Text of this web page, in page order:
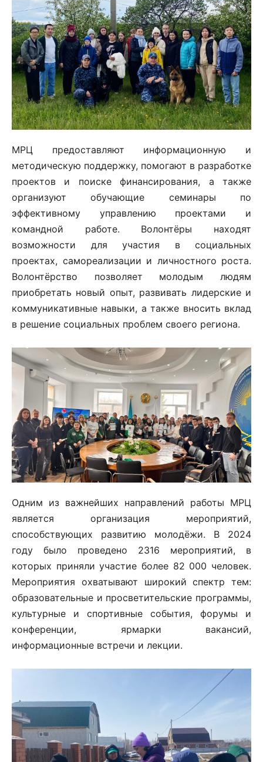
МРЦ предоставляют информационную и
методическую поддержку, помогают в разработке
проектов и поиске финансирования, а также
организуют обучающие семинары по
эффективному управлению проектами и
командной работе. Волонтёры находят
возможности для участия в социальных
проектах, самореализации и личностного роста.
Волонтёрство позволяет молодым людям
приобретать новый опыт, развивать лидерские и
коммуникативные навыки, а также вносить вклад
в решение социальных проблем своего региона.
Одним из важнейших направлений работы МРЦ
является организация мероприятий,
способствующих развитию молодёжи. В 2024
году было проведено 2316 мероприятий, в
которых приняли участие более 82 000 человек.
Мероприятия охватывают широкий спектр тем:
образовательные и просветительские программы,
культурные и спортивные события, форумы и
конференции, ярмарки вакансий,
информационные встречи и лекции.